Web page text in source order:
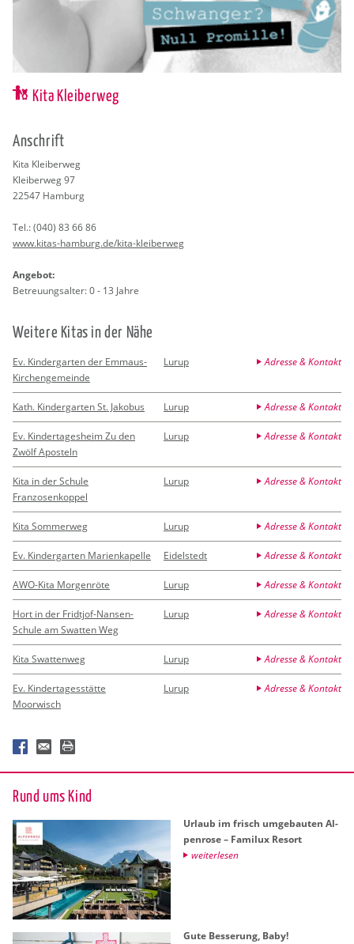
Kita Kleiberweg
An­schrift
Kita Klei­ber­weg
Klei­ber­weg 97
22547 Ham­burg
Tel.:(040) 83 66 86
www.​kitas-​hamburg.​de/​kita-​kleiberweg
An­ge­bot:
Be­treu­ungs­al­ter: 0 - 13 Jahre
Wei­te­re Kitas in der Nähe
Ev. Kindergarten der Emmaus-
Kirchengemeinde
Lurup Adresse & Kontakt
Kath. Kindergarten St. Jakobus Lurup Adresse & Kontakt
Ev. Kindertagesheim Zu den
Zwölf Aposteln
Lurup Adresse & Kontakt
Kita in der Schule
Franzosenkoppel
Lurup Adresse & Kontakt
Kita Sommerweg Lurup Adresse & Kontakt
Ev. Kindergarten Marienkapelle Eidelstedt Adresse & Kontakt
AWO-Kita Morgenröte Lurup Adresse & Kontakt
Hort in der Fridtjof-Nansen-
Schule am Swatten Weg
Lurup Adresse & Kontakt
Kita Swattenweg Lurup Adresse & Kontakt
Ev. Kindertagesstätte
Moorwisch
Lurup Adresse & Kontakt
Rund ums Kind
Ur­laub im frisch um­ge­bau­ten Al­
pen­ro­se – Fa­mi­lux Re­sort
wei­ter­le­sen
Gute Bes­se­rung, Baby!